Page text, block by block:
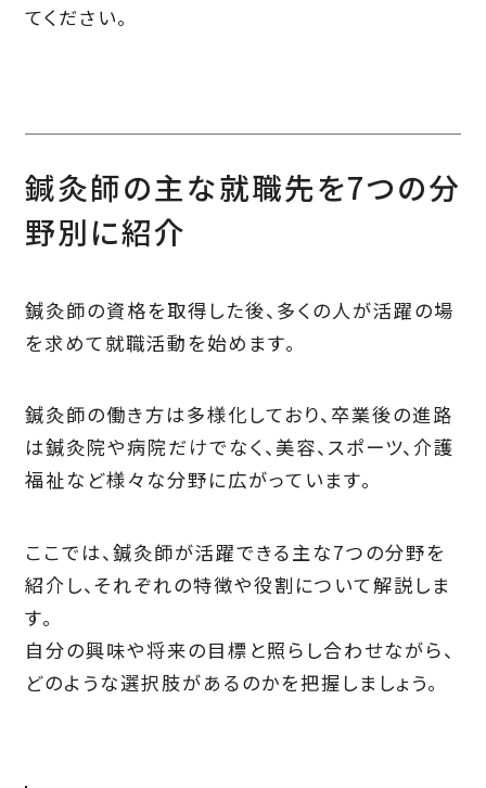
てください。
鍼灸師の主な就職先を7つの分
野別に紹介
鍼灸師の資格を取得した後、多くの人が活躍の場
を求めて就職活動を始めます。
鍼灸師の働き方は多様化しており、卒業後の進路
は鍼灸院や病院だけでなく、美容、スポーツ、介護
福祉など様々な分野に広がっています。
ここでは、鍼灸師が活躍できる主な7つの分野を
紹介し、それぞれの特徴や役割について解説しま
す。
自分の興味や将来の目標と照らし合わせながら、
どのような選択肢があるのかを把握しましょう。